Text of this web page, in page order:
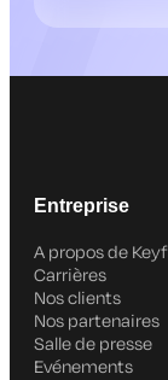
Entreprise
A propos de
Carrières
Nos clients
Nos partenaires
Salle de presse
Evénements